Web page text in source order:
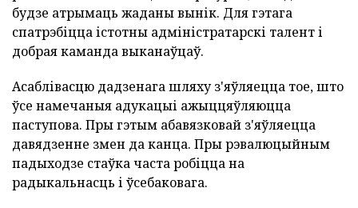
будзе атрымаць жаданы вынік. Для гэтага
спатрэбіцца істотны адміністратарскі талент і
добрая каманда выканаўцаў.
Асаблівасцю дадзенага шляху з'яўляецца тое, што
ўсе намечаныя адукацыі ажыццяўляюцца
паступова. Пры гэтым абавязковай з'яўляецца
давядзенне змен да канца. Пры рэвалюцыйным
падыходзе стаўка часта робіцца на
радыкальнасць і ўсебаковага.